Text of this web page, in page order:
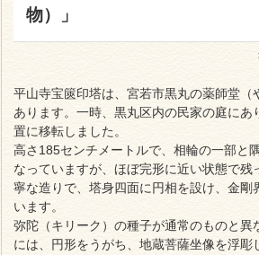
物）」
平山寺宝篋印塔は、宮若市黒丸の薬師堂（
あります。一時、黒丸区内の民家の庭にあ
置に移転しました。
高さ185センチメートルで、相輪の一部と
なっていますが、ほぼ完形に近い状態で残
寧な造りで、塔身四面に円相を設け、金剛
います。
弥陀（キリーク）の種子が通常のものと異
には、円形をうがち、地蔵菩薩坐像を浮彫